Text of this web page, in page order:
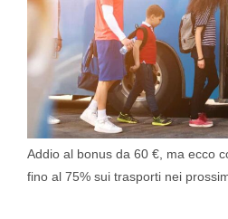
Addio al bonus da 60 €, ma ecco
fino al 75% sui trasporti nei